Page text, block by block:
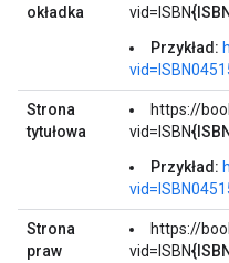
okładka
vid=ISBN
Przykład:
Strona
tytułowa
https://
vid=ISBN
Przykład:
Strona
praw
https://
vid=ISBN